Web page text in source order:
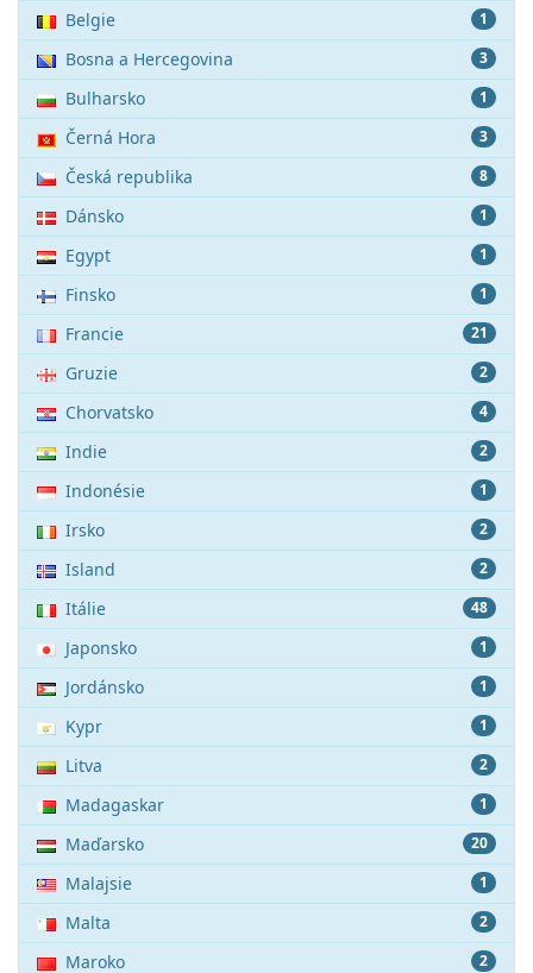
1
Belgie
3
Bosna a Hercegovina
1
Bulharsko
3
Černá Hora
8
Česká republika
1
Dánsko
1
Egypt
1
Finsko
21
Francie
2
Gruzie
4
Chorvatsko
2
Indie
1
Indonésie
2
Irsko
2
Island
48
Itálie
1
Japonsko
1
Jordánsko
1
Kypr
2
Litva
1
Madagaskar
20
Maďarsko
1
Malajsie
2
Malta
2
Maroko